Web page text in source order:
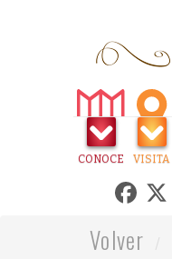
CONOCE VISITA
Volver